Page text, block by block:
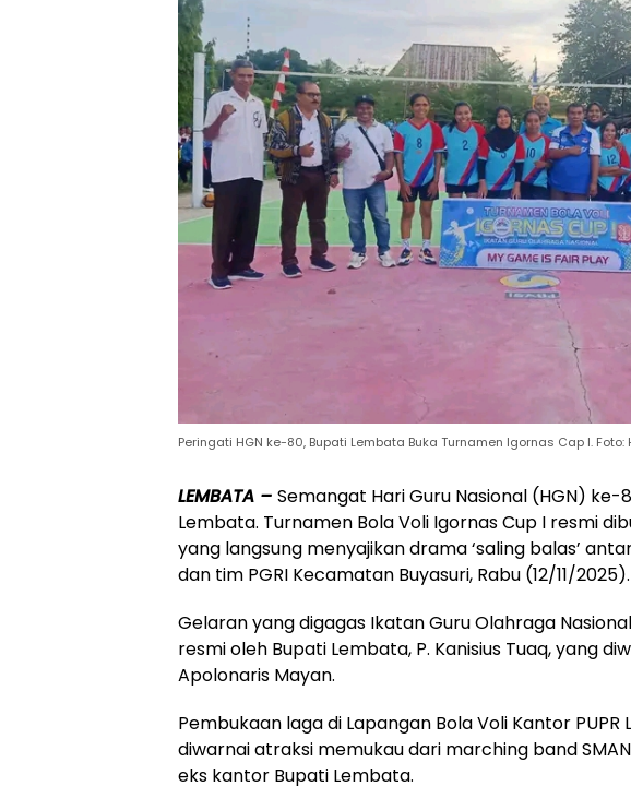
Peringati HGN ke-80, Bupati Lembata Buka Turnamen Igornas Cap I.
​LEMBATA – Semangat Hari Guru Nasional (HGN)
Lembata. Turnamen Bola Voli Igornas Cup I resmi
yang langsung menyajikan drama ‘saling balas’
dan tim PGRI Kecamatan Buyasuri, Rabu (12/11/2025).
​Gelaran yang digagas Ikatan Guru Olahraga
resmi oleh Bupati Lembata, P. Kanisius Tuaq, yang
Apolonaris Mayan.
Pembukaan laga di Lapangan Bola Voli Kantor
diwarnai atraksi memukau dari marching band
eks kantor Bupati Lembata.